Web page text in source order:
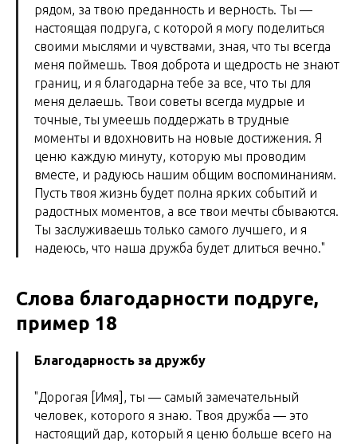
рядом, за твою преданность и верность. Ты —
настоящая подруга, с которой я могу поделиться
своими мыслями и чувствами, зная, что ты всегда
меня поймешь. Твоя доброта и щедрость не знают
границ, и я благодарна тебе за все, что ты для
меня делаешь. Твои советы всегда мудрые и
точные, ты умеешь поддержать в трудные
моменты и вдохновить на новые достижения. Я
ценю каждую минуту, которую мы проводим
вместе, и радуюсь нашим общим воспоминаниям.
Пусть твоя жизнь будет полна ярких событий и
радостных моментов, а все твои мечты сбываются.
Ты заслуживаешь только самого лучшего, и я
надеюсь, что наша дружба будет длиться вечно."
Слова благодарности подруге,
пример 18
Благодарность за дружбу
"Дорогая [Имя], ты — самый замечательный
человек, которого я знаю. Твоя дружба — это
настоящий дар, который я ценю больше всего на